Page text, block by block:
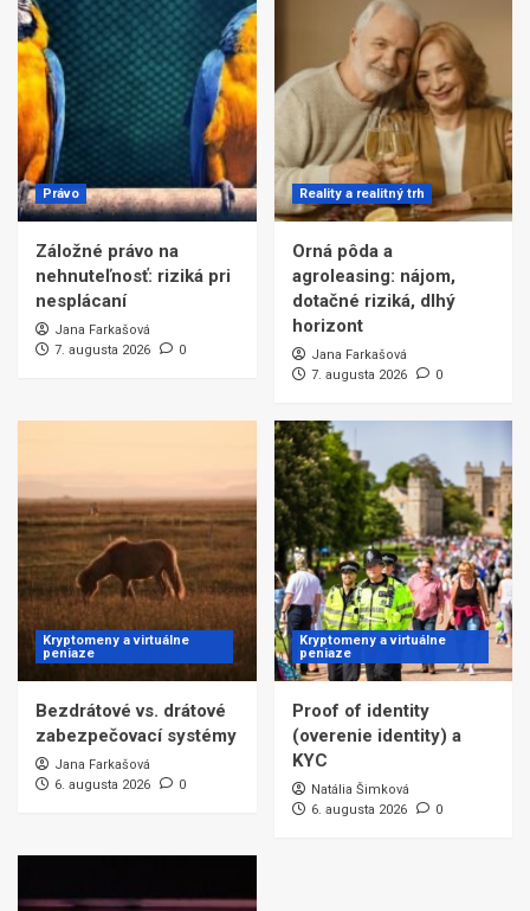
Právo
Záložné právo na
nehnuteľnosť: riziká pri
nesplácaní
Jana Farkašová
7. augusta 2026
0
Reality a realitný trh
Orná pôda a
agroleasing: nájom,
dotačné riziká, dlhý
horizont
Jana Farkašová
7. augusta 2026
0
Kryptomeny a virtuálne
peniaze
Bezdrátové vs. drátové
zabezpečovací systémy
Jana Farkašová
6. augusta 2026
0
Kryptomeny a virtuálne
peniaze
Proof of identity
(overenie identity) a
KYC
Natália Šimková
6. augusta 2026
0